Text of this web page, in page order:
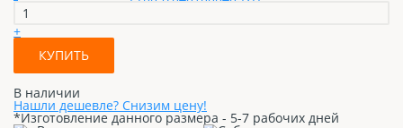
+
КУПИТЬ
В наличии
Нашли дешевле? Снизим цену!
*Изготовление данного размера - 5-7 рабочих дней